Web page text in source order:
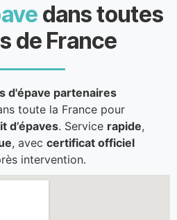
dans toutes
de France
d'épave partenaires
toute la France pour
d’épaves. Service rapide,
, avec certificat officiel
intervention.